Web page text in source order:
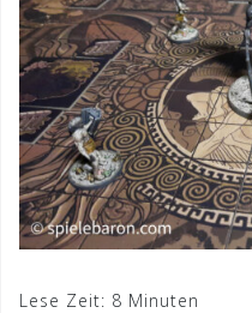
Lese Zeit: 8 Minuten